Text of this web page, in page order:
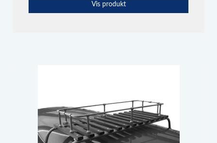
Vis produkt